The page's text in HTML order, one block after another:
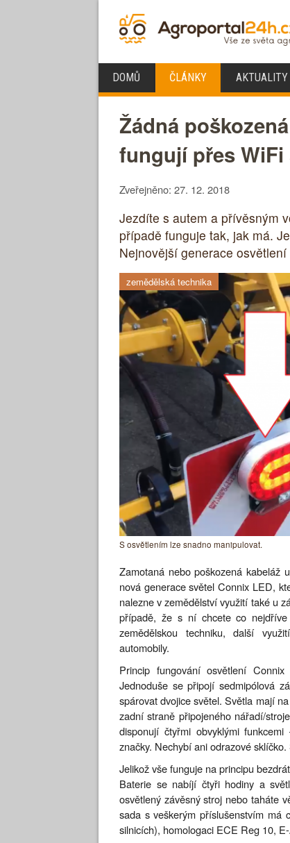
DOMŮ ČLÁNKY AKTUALITY
Žádná
fungují přes WiFi
Zveřejněno: 27. 12. 2018
Jezdíte s autem a přívěsným
případě funguje tak, jak má.
Nejnovější generace
zemědělská technika
S osvětlením lze snadno manipulovat.
Zamotaná nebo poškozená kabeláž
nová generace světel Connix LED,
nalezne v zemědělství využití také u
případě, že s ní chcete co
zemědělskou techniku, další
automobily.
Princip fungování osvětlení
Jednoduše se připojí sedmipólová
spárovat dvojice světel. Světla mají
zadní straně připojeného nářadí/
disponují čtyřmi obvyklými
značky. Nechybí ani odrazové
Jelikož vše funguje na principu
Baterie se nabíjí čtyři hodiny a
osvětlený závěsný stroj nebo taháte
sada s veškerým příslušenstvím má
silnicích), homologaci ECE Reg 10,